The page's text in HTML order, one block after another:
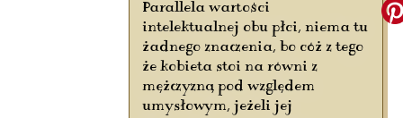
Parallela wartości
intelektualnej obu płci, niema tu
żadnego znaczenia, bo cóż z tego
że kobieta stoi na równi z
mężczyzną pod względem
umysłowym, jeżeli jej